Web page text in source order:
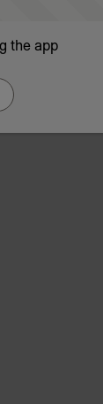
the app